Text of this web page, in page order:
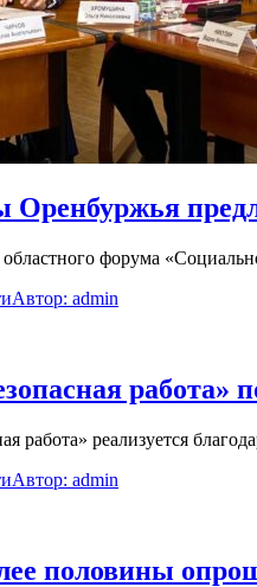
форума
Автор: admin
работа»
работа» реализуется
Автор: admin
половины